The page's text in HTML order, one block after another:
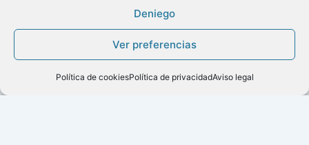
Deniego
Ver preferencias
Política de cookiesPolítica de privacidadAviso legal
Copyright ©2020
Menú